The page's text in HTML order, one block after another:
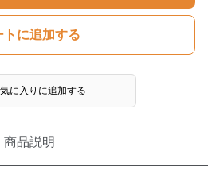
トに追加する
に入りに追加する
商品説明